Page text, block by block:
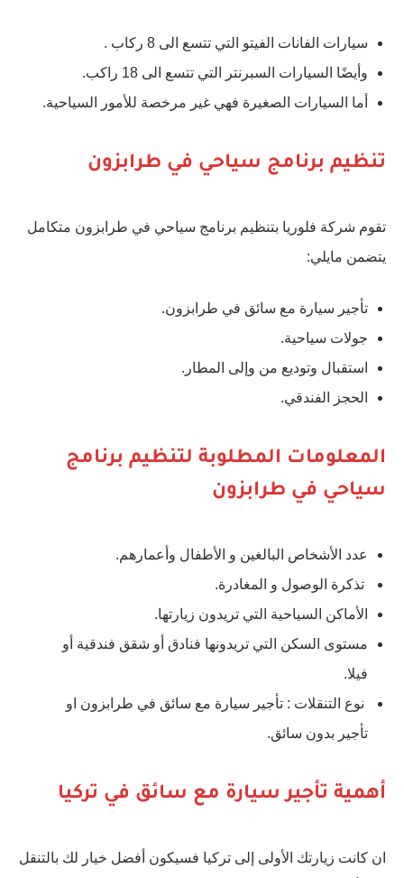
سيارات الفانات الفيتو التي تتسع الى 8 ركاب .
وأيضًا السيارات السبرنتر التي تتسع الى 18 راكب.
أما السيارات الصغيرة فهي غير مرخصة للأمور السياحية.
تنظيم برنامج سياحي في طرابزون
تقوم شركة فلوريا بتنظيم برنامج سياحي في طرابزون متكامل
يتضمن مايلي:
تأجير سيارة مع سائق في طرابزون.
جولات سياحية.
استقبال وتوديع من وإلى المطار.
الحجز الفندقي.
المعلومات المطلوبة لتنظيم برنامج
سياحي في طرابزون
عدد الأشخاص البالغين و الأطفال وأعمارهم.
تذكرة الوصول و المغادرة.
الأماكن السياحية التي تريدون زيارتها.
مستوى السكن التي تريدونها فنادق أو شقق فندقية أو
فيلا.
نوع التنقلات : تأجير سيارة مع سائق في طرابزون او
تأجير بدون سائق.
أهمية تأجير سيارة مع سائق في تركيا
ان كانت زيارتك الأولى إلى تركيا فسيكون أفضل خيار لك بالتنقل